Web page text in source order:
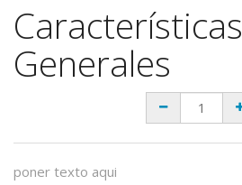
Características
Generales
poner texto aqui